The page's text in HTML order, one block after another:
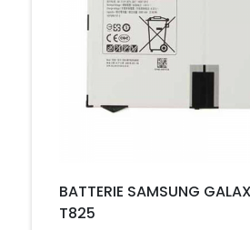
BATTERIE SAMSUNG
T825